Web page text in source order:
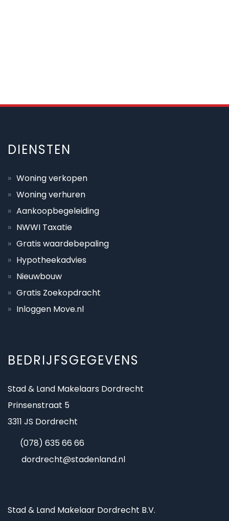
DIENSTEN
Woning verkopen
Woning verhuren
Aankoopbegeleiding
NWWI Taxatie
Gratis waardebepaling
Hypotheekadvies
Nieuwbouw
Gratis Zoekopdracht
Inloggen Move.nl
BEDRIJFSGEGEVENS
Stad & Land Makelaars Dordrecht
Prinsenstraat 5
3311 JS Dordrecht
(078) 635 66 66
dordrecht@stadenland.nl
Stad & Land Makelaar Dordrecht B.V.